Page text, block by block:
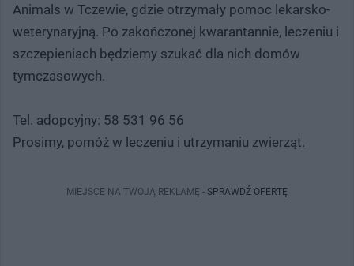
Animals w Tczewie, gdzie otrzymały pomoc lekarsko-
weterynaryjną. Po zakończonej kwarantannie, leczeniu i
szczepieniach będziemy szukać dla nich domów
tymczasowych.
Tel. adopcyjny: 58 531 96 56
Prosimy, pomóż w leczeniu i utrzymaniu zwierząt.
MIEJSCE NA TWOJĄ REKLAMĘ - SPRAWDŹ OFERTĘ